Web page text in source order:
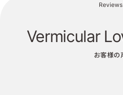
Reviews
Vermicular
お客様の